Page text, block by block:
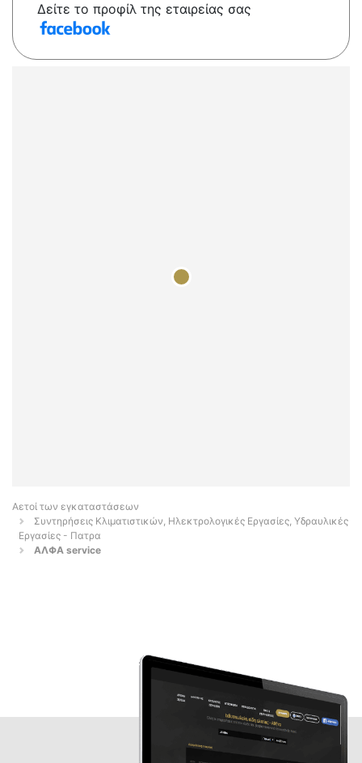
Δείτε το προφίλ της εταιρείας σας
Αετοί των εγκαταστάσεων
Συντηρήσεις Κλιματιστικών, Ηλεκτρολογικές Εργασίες, Υδραυλικές
Εργασίες - Πατρα
ΑΛΦΑ service